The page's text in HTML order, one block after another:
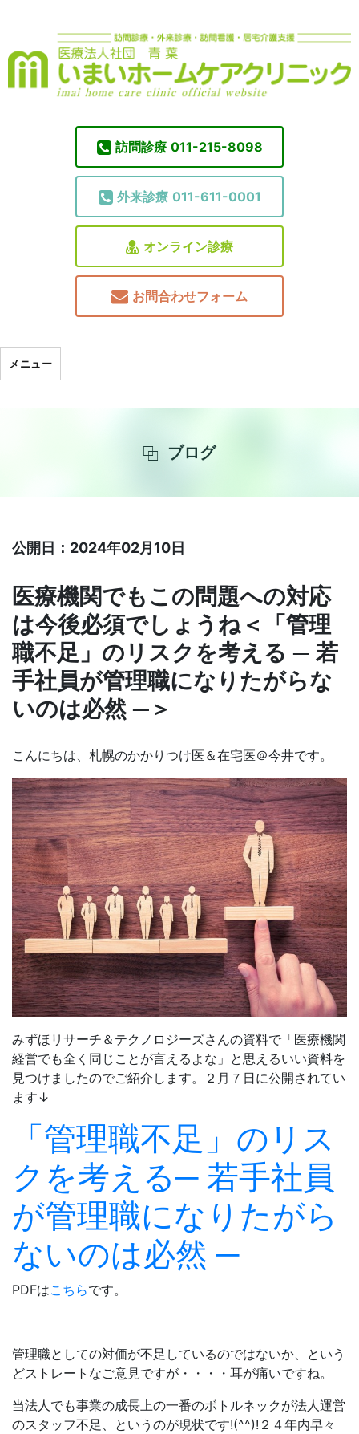
訪問診療 011-215-8098
外来診療 011-611-0001
オンライン診療
お問合わせフォーム
メニュー
ブログ
公開日：2024年02月10日
医療機関でもこの問題への対応
は今後必須でしょうね＜「管理
職不足」のリスクを考える ─ 若
手社員が管理職になりたがらな
いのは必然 ─＞
こんにちは、札幌のかかりつけ医＆在宅医＠今井です。
みずほリサーチ＆テクノロジーズさんの資料で「医療機関
経営でも全く同じことが言えるよな」と思えるいい資料を
見つけましたのでご紹介します。２月７日に公開されてい
ます↓
「管理職不足」のリス
クを考える─ 若手社員
が管理職になりたがら
ないのは必然 ─
PDFはこちらです。
管理職としての対価が不足しているのではないか、という
どストレートなご意見ですが・・・・耳が痛いですね。
当法人でも事業の成長上の一番のボトルネックが法人運営
のスタッフ不足、というのが現状です!(^^)!２４年内早々